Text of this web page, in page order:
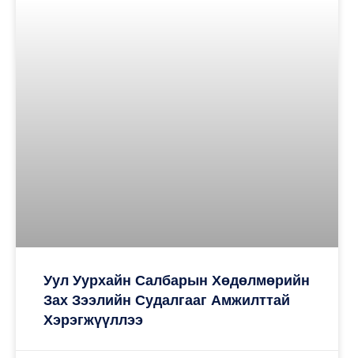
Уул Уурхайн Салбарын Хөдөлмөрийн
Зах Зээлийн Судалгааг Амжилттай
Хэрэгжүүллээ